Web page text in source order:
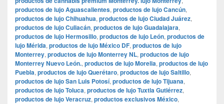
productos de lujo Aguascalientes, productos de lujo Cancún,
productos de lujo Chihuahua, productos de lujo Ciudad Juárez,
productos de lujo Culiacán, productos de lujo Guadalajara,
productos de lujo Hermosillo, productos de lujo León, productos de
lujo Mérida, productos de lujo México DF, productos de lujo
Monterrey, productos de lujo Monterrey NL, productos de lujo
Monterrey Nuevo León., productos de lujo Morelia, productos de lujo
Puebla, productos de lujo Querétaro, productos de lujo Saltillo,
productos de lujo San Luis Potosí, productos de lujo Tijuana,
productos de lujo Toluca, productos de lujo Tuxtla Gutiérrez,
productos de lujo Veracruz, productos exclusivos México,